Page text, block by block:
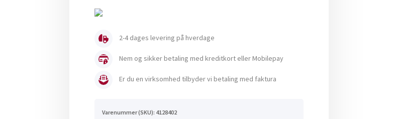
antal
2-4 dages levering på hverdage
Nem og sikker betaling med kreditkort eller Mobilepay
Er du en virksomhed tilbyder vi betaling med faktura
Varenummer (SKU): 4128402